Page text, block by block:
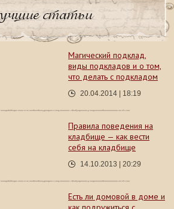
статьи
Магический подклад,
виды подкладов и о том,
что делать с подкладом
20.04.2014 | 18:19
Правила поведения на
кладбище — как вести
себя на кладбище
14.10.2013 | 20:29
Есть ли домовой в доме и